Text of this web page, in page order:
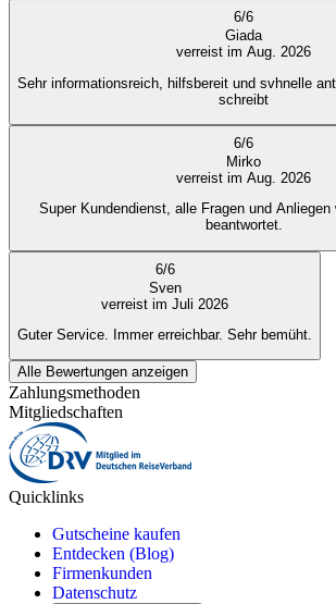
6/6
Giada
verreist im Aug. 2026
Sehr informationsreich, hilfsbereit und svhnelle
schreibt
6/6
Mirko
verreist im Aug. 2026
Super Kundendienst, alle Fragen und Anliegen
beantwortet.
6/6
Sven
verreist im Juli 2026
Guter Service. Immer erreichbar. Sehr bemüht.
Alle Bewertungen anzeigen
Zahlungsmethoden
Mitgliedschaften
Quicklinks
Gutscheine kaufen
Entdecken (Blog)
Firmenkunden
Datenschutz